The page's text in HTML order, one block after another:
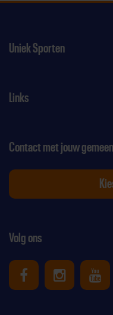
Uniek Sporten
Links
Volg ons
Uniek Sporten
Uniek
Contact met jouw